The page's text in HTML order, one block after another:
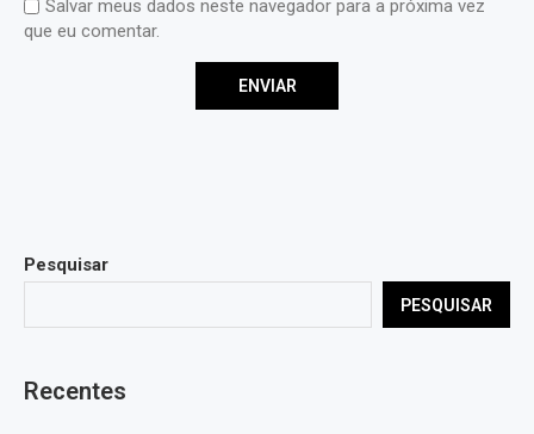
Salvar meus dados neste navegador para a próxima vez
que eu comentar.
Pesquisar
PESQUISAR
Recentes